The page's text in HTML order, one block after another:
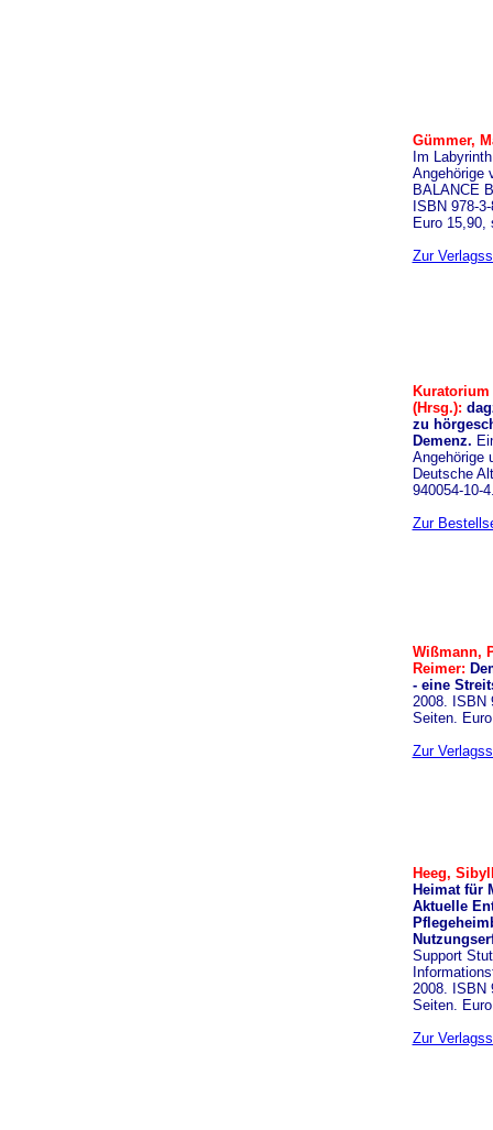
Gümmer,
Im
Angehörige
BALANCE
ISBN 978-
Euro 15,90,
Zur
(Hrsg.):
zu
Demenz.
Angehörige
Deutsche
940054-10-
Zur
Wißmann,
Reimer:
- eine
2008. ISBN
Seiten.
Zur
Heeg,
Heimat für
Aktuelle
Support
2008. ISBN
Seiten.
Zur